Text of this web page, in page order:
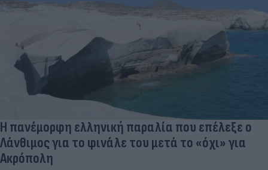
Η πανέμορφη ελληνική παραλία που επέλεξε ο
Λάνθιμος για το φινάλε του μετά το «όχι» για
Ακρόπολη